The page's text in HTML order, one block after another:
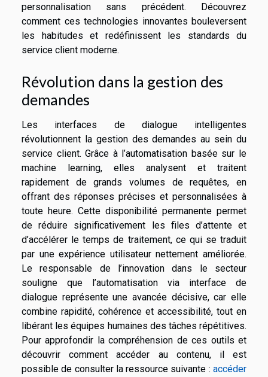
personnalisation sans précédent. Découvrez
comment ces technologies innovantes bouleversent
les habitudes et redéfinissent les standards du
service client moderne.
Révolution dans la gestion des
demandes
Les interfaces de dialogue intelligentes
révolutionnent la gestion des demandes au sein du
service client. Grâce à l’automatisation basée sur le
machine learning, elles analysent et traitent
rapidement de grands volumes de requêtes, en
offrant des réponses précises et personnalisées à
toute heure. Cette disponibilité permanente permet
de réduire significativement les files d’attente et
d’accélérer le temps de traitement, ce qui se traduit
par une expérience utilisateur nettement améliorée.
Le responsable de l’innovation dans le secteur
souligne que l’automatisation via interface de
dialogue représente une avancée décisive, car elle
combine rapidité, cohérence et accessibilité, tout en
libérant les équipes humaines des tâches répétitives.
Pour approfondir la compréhension de ces outils et
découvrir comment accéder au contenu, il est
possible de consulter la ressource suivante : accéder